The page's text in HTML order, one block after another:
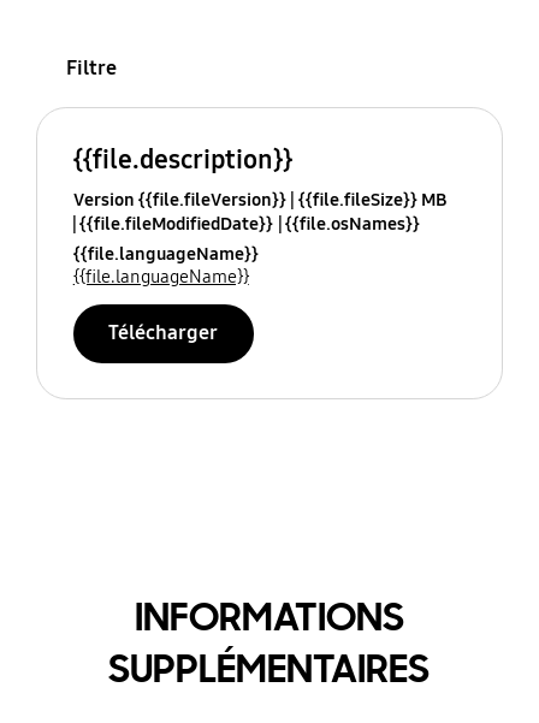
Filtre
{{file.description}}
Version {{file.fileVersion}} {{file.fileSize}} MB
{{file.fileModifiedDate}} {{file.osNames}}
{{file.languageName}}
{{file.languageName}}
Télécharger
INFORMATIONS
SUPPLÉMENTAIRES